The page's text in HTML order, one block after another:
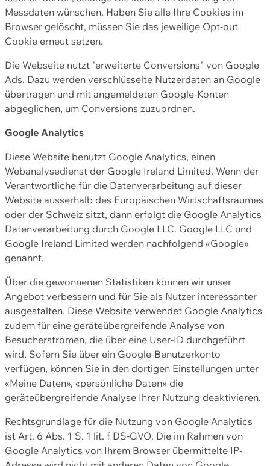
Messdaten wünschen. Haben Sie alle Ihre Cookies im
Browser gelöscht, müssen Sie das jeweilige Opt-out
Cookie erneut setzen.
Die Webseite nutzt "erweiterte Conversions" von Google
Ads. Dazu werden verschlüsselte Nutzerdaten an Google
übertragen und mit angemeldeten Google-Konten
abgeglichen, um Conversions zuzuordnen.
Google Analytics
Diese Website benutzt Google Analytics, einen
Webanalysedienst der Google Ireland Limited. Wenn der
Verantwortliche für die Datenverarbeitung auf dieser
Website ausserhalb des Europäischen Wirtschaftsraumes
oder der Schweiz sitzt, dann erfolgt die Google Analytics
Datenverarbeitung durch Google LLC. Google LLC und
Google Ireland Limited werden nachfolgend «Google»
genannt.
Über die gewonnenen Statistiken können wir unser
Angebot verbessern und für Sie als Nutzer interessanter
ausgestalten. Diese Website verwendet Google Analytics
zudem für eine geräteübergreifende Analyse von
Besucherströmen, die über eine User-ID durchgeführt
wird. Sofern Sie über ein Google-Benutzerkonto
verfügen, können Sie in den dortigen Einstellungen unter
«Meine Daten», «persönliche Daten» die
geräteübergreifende Analyse Ihrer Nutzung deaktivieren.
Rechtsgrundlage für die Nutzung von Google Analytics
ist Art. 6 Abs. 1 S. 1 lit. f DS-GVO. Die im Rahmen von
Google Analytics von Ihrem Browser übermittelte IP-